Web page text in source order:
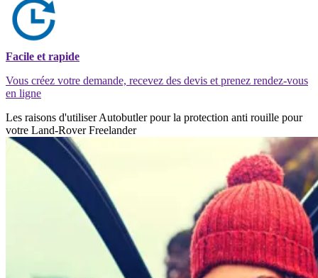
Facile et rapide
Vous créez votre demande, recevez des devis et prenez rendez-vous
en ligne
Les raisons d'utiliser Autobutler pour la protection anti rouille pour
votre Land-Rover Freelander